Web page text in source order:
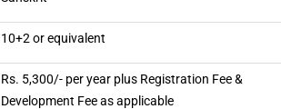
10+2 or equivalent
Rs. 5,300/- per year plus Registration Fee &
Development Fee as applicable